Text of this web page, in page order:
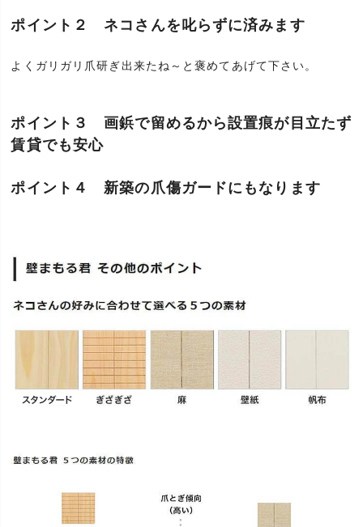
ポイント２ ネコさんを叱らずに済みます
よくガリガリ爪研ぎ出来たね～と褒めてあげて下さい。
ポイント３ 画鋲で留めるから設置痕が目立たず
賃貸でも安心
ポイント４ 新築の爪傷ガードにもなります